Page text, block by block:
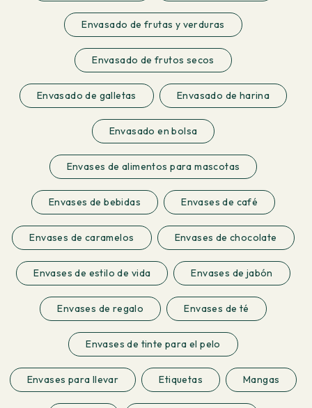
Envasado de frutas y verduras
Envasado de frutos secos
Envasado de galletas Envasado de harina
Envasado en bolsa
Envases de alimentos para mascotas
Envases de bebidas Envases de café
Envases de caramelos Envases de chocolate
Envases de estilo de vida Envases de jabón
Envases de regalo Envases de té
Envases de tinte para el pelo
Envases para llevar Etiquetas Mangas